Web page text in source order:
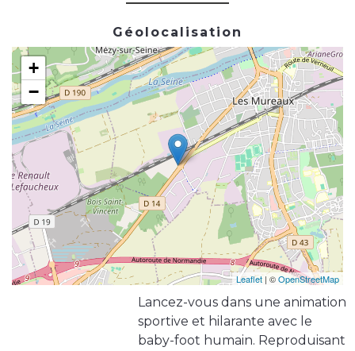
Géolocalisation
+
−
Leaflet | ©OpenStreetMap
Lancez-vous dans une animation
sportive et hilarante avec le
baby-foot humain. Reproduisant